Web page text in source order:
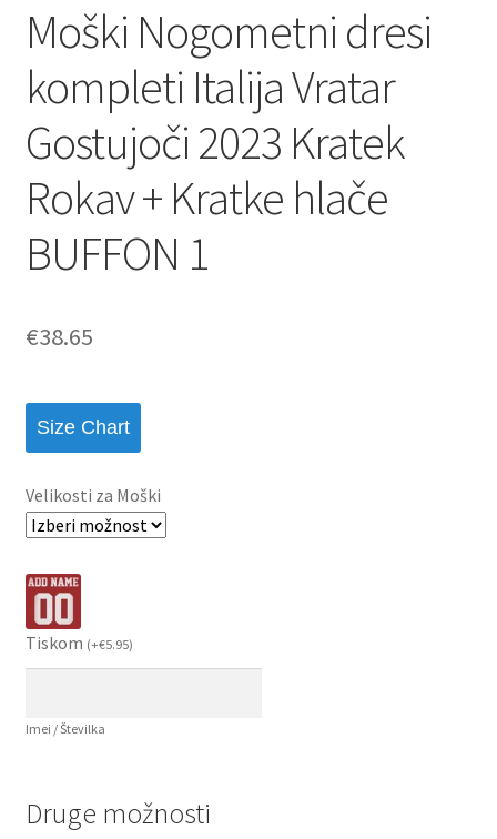
Moški Nogometni dresi
kompleti Italija Vratar
Gostujoči 2023 Kratek
Rokav + Kratke hlače
BUFFON 1
€38.65
Size Chart
Velikosti za Moški
Tiskom (+€5.95)
Imei / Številka
Druge možnosti